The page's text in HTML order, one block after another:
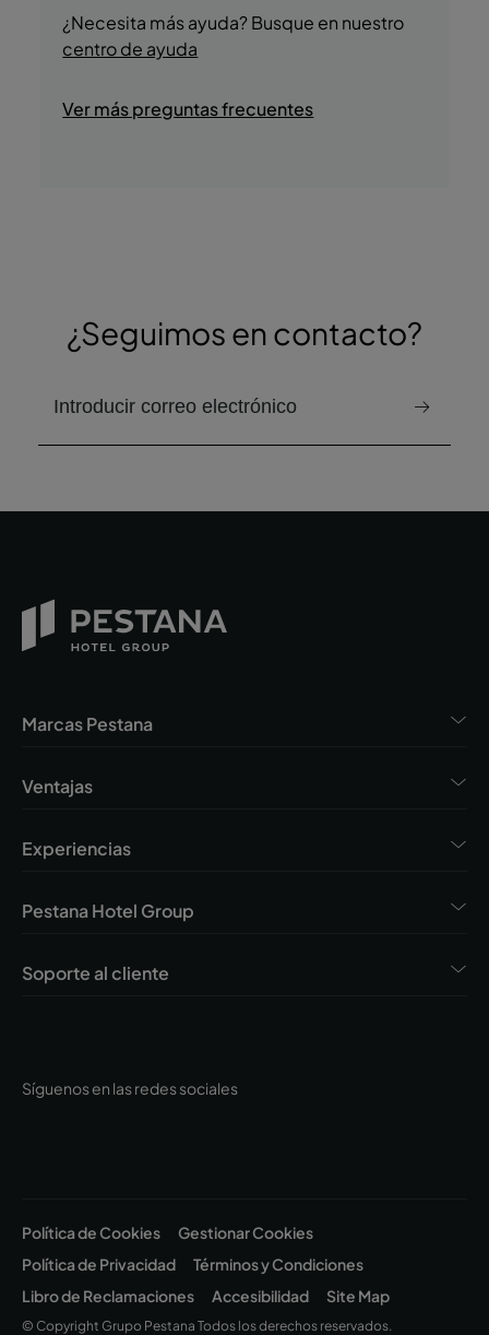
- Gimnasio
- Masajes (de pago)
- Visitas culturales guiadas
durante su estancia.
¿Necesita más ayuda? Busque en nuestro
centro de ayuda
Ver más preguntas frecuentes
¿Seguimos en contacto?
correo electrónico para recibir el boletín
Síguenos en las redes sociales
Marcas Pestana
Ventajas
Experiencias
Pestana Hotel Group
Soporte al cliente
Política de Cookies
Gestionar Cookies
Política de Privacidad
Términos y Condiciones
Libro de Reclamaciones
Accesibilidad Site Map
© Copyright Grupo Pestana Todos los derechos reservados.